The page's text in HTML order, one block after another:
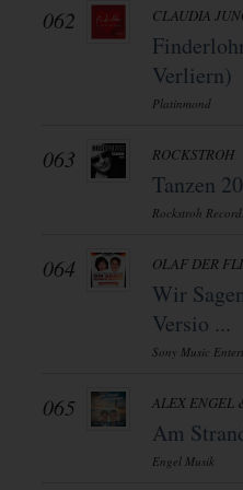
062 CLAUDIA
Verliern)
Platinmond
063 ROCKSTROH
Tanzen
Rockstroh
064 OLAF DER
Wir
Versio ...
Sony Music
065 ALEX ENGEL
Am
Engel Musik